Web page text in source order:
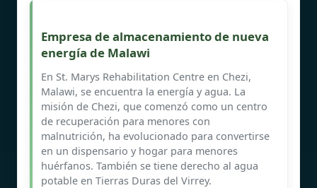
Empresa de almacenamiento de nueva
energía de Malawi
En St. Marys Rehabilitation Centre en Chezi,
Malawi, se encuentra la energía y agua. La
misión de Chezi, que comenzó como un centro
de recuperación para menores con
malnutrición, ha evolucionado para convertirse
en un dispensario y hogar para menores
huérfanos. También se tiene derecho al agua
potable en Tierras Duras del Virrey.